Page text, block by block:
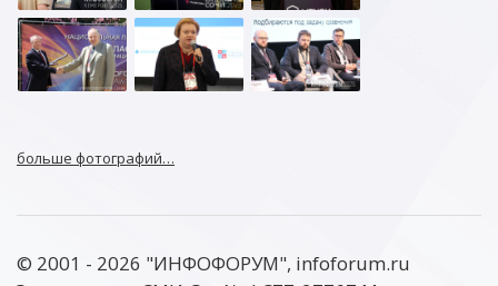
больше фотографий…
© 2001 - 2026 "ИНФОФОРУМ", infoforum.ru